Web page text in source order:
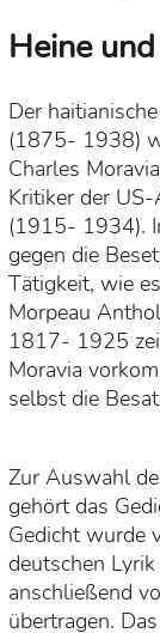
Heine
Der
(1875- 1938)
Charles
Kritiker der
(1915- 1934).
gegen die
Tätigkeit, wie
Morpeau
1817- 1925
Moravia
selbst die
Zur Auswahl
gehört das
Gedicht wurde
deutschen
anschließend
übertragen.